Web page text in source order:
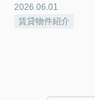
2026.06.01
賃貸物件紹介